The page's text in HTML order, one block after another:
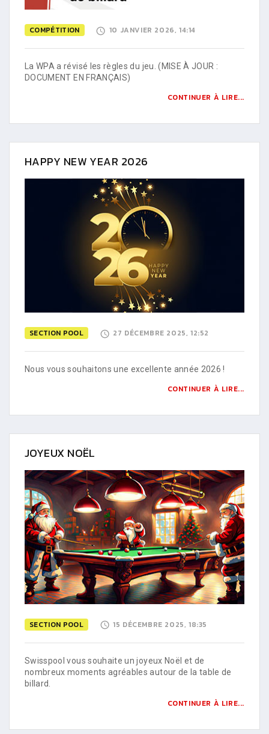
COMPÉTITION 10 JANVIER 2026, 14:14
La WPA a révisé les règles du jeu. (MISE À JOUR :
DOCUMENT EN FRANÇAIS)
CONTINUER À LIRE...
HAPPY NEW YEAR 2026
SECTION POOL 27 DÉCEMBRE 2025, 12:52
Nous vous souhaitons une excellente année 2026 !
CONTINUER À LIRE...
JOYEUX NOËL
SECTION POOL 15 DÉCEMBRE 2025, 18:35
Swisspool vous souhaite un joyeux Noël et de
nombreux moments agréables autour de la table de
billard.
CONTINUER À LIRE...